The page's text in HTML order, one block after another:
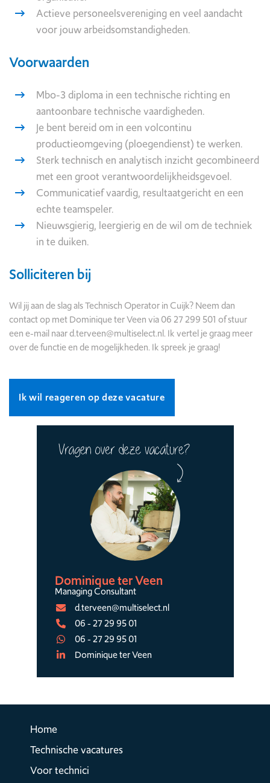
Actieve personeelsvereniging en veel aandacht
voor jouw arbeidsomstandigheden.
Voorwaarden
Mbo-3 diploma in een technische richting en
aantoonbare technische vaardigheden.
Je bent bereid om in een volcontinu
productieomgeving (ploegendienst) te werken.
Sterk technisch en analytisch inzicht gecombineerd
met een groot verantwoordelijkheidsgevoel.
Communicatief vaardig, resultaatgericht en een
echte teamspeler.
Nieuwsgierig, leergierig en de wil om de techniek
in te duiken.
Solliciteren bij
Wil jij aan de slag als Technisch Operator in Cuijk? Neem dan
contact op met Dominique ter Veen via 06 27 299 501 of stuur
een e-mail naard.terveen@multiselect.nl. Ik vertel je graag meer
over de functie en de mogelijkheden. Ik spreek je graag!
Ik wil reageren op deze vacature
Dominique ter Veen
Managing Consultant
d.terveen@multiselect.nl
06 - 27 29 95 01
06 - 27 29 95 01
Dominique ter Veen
Home
Technische vacatures
Voor technici